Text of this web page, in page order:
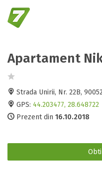
Apartament
Strada Unirii, Nr. 22B,
GPS: 44.203477, 28.648722
Prezent din 16.10.2018